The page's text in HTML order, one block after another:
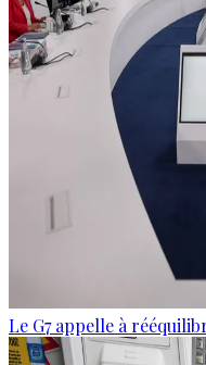
Le G7 appelle à